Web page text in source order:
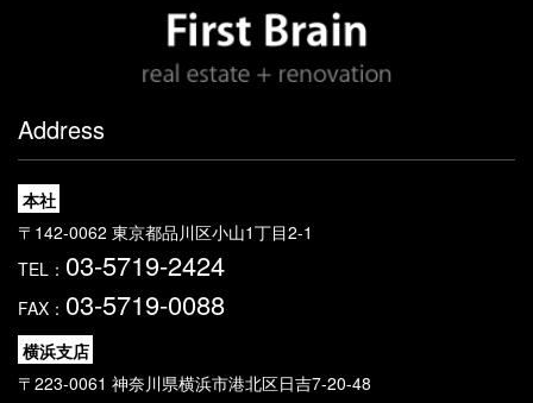
Address
本社
〒142-0062 東京都品川区小山1丁目2-1
TEL： 03-5719-2424
FAX： 03-5719-0088
横浜支店
〒223-0061 神奈川県横浜市港北区日吉7-20-48